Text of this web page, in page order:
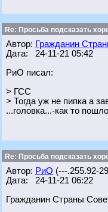
Re: Просьба подсказать
Автор: Гражданин
Дата: 24-11-21 05:42
РиО писал:
> ГСС
> Тогда уж не пипка а
...головка...-как то
Re: Просьба подсказать
Автор: РиО (---.255.92-
Дата: 24-11-21 06:22
Гражданин Страны